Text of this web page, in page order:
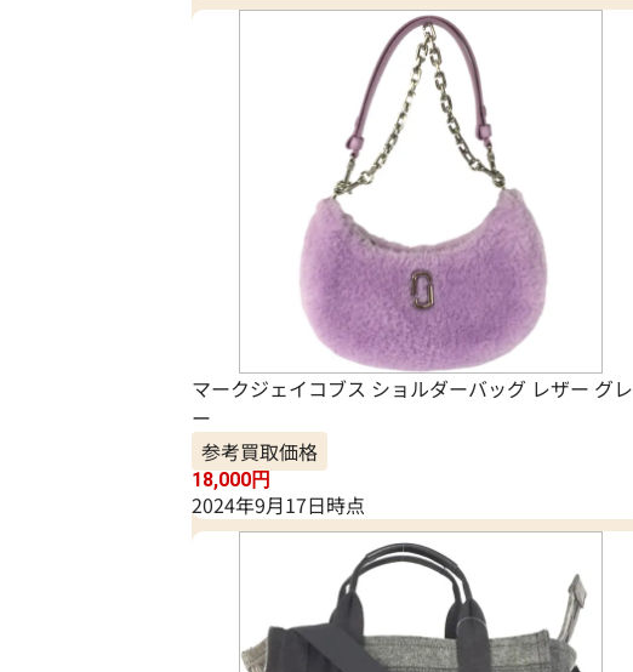
マークジェイコブス ショルダーバッグ レザー グレ
ー
参考買取価格
18,000円
2024年9月17日時点